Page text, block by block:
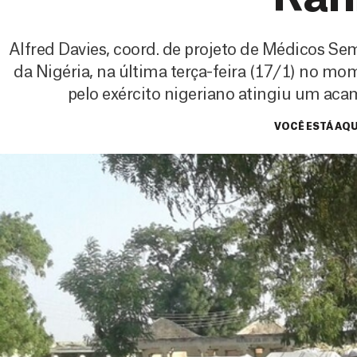
Alfred Davies, coord. de projeto de Médicos
da Nigéria, na última terça-feira (17/1) no
pelo exército nigeriano atingiu um
VOCÊ ESTÁ AQUI